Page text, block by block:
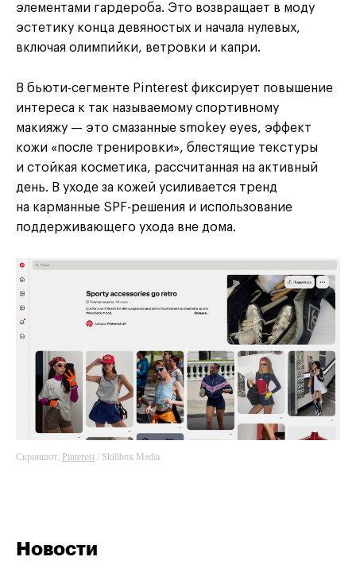
элементами гардероба. Это возвращает в моду
эстетику конца девяностых и начала нулевых,
включая олимпийки, ветровки и капри.
В бьюти-сегменте Pinterest фиксирует повышение
интереса к так называемому спортивному
макияжу — это смазанные smokey eyes, эффект
кожи «после тренировки», блестящие текстуры
и стойкая косметика, рассчитанная на активный
день. В уходе за кожей усиливается тренд
на карманные SPF-решения и использование
поддерживающего ухода вне дома.
Скриншот: Pinterest / Skillbox Media
Новости